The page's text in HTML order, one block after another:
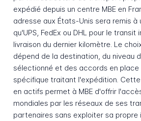
expédié depuis un centre MBE en
adresse aux États-Unis sera remis
qu'UPS, FedEx ou DHL pour le
livraison du dernier kilomètre. Le
dépend de la destination, du niveau
sélectionné et des accords en place
spécifique traitant l'expédition.
en actifs permet à MBE d'offrir
mondiales par les réseaux de ses
partenaires sans exploiter sa propre